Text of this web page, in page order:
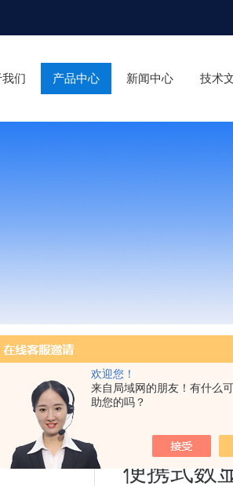
欢迎您！
来自局域网的朋友！有什么
助您的吗？
们 产品中心 新闻中心 技术
，检测仪器，物探仪器，勘察仪器，试验机试验箱，
数显电测十字板剪切仪
便携式数